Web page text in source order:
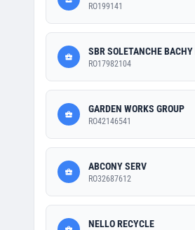
RO199141
SBR SOLETANCHE
RO17982104
GARDEN WORKS GROUP
RO42146541
ABCONY SERV
RO32687612
NELLO RECYCLE